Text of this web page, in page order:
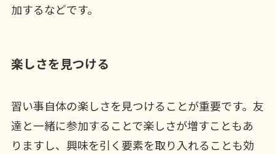
加するなどです。
楽しさを見つける
習い事自体の楽しさを見つけることが重要です。友
達と一緒に参加することで楽しさが増すこともあ
りますし、興味を引く要素を取り入れることも効